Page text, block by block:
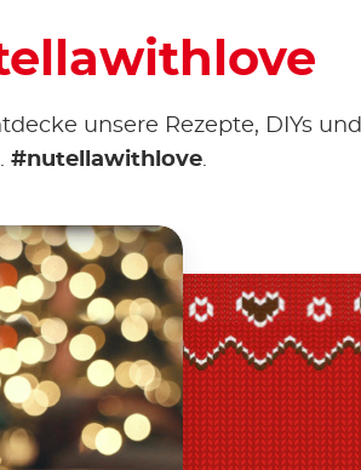
unsere Rezepte, DIYs und
#nutellawithlove.